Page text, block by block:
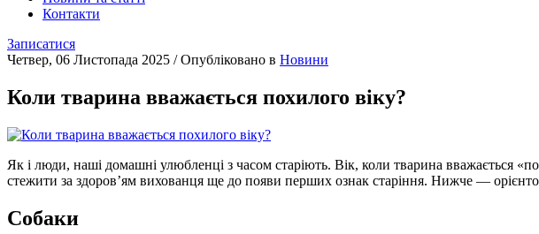
Контакти
Записатися
Четвер, 06 Листопада 2025 /Опубліковано в Новини
Коли тварина вважається похилого віку?
Як і люди, наші домашні улюбленці з часом старіють. Вік, коли тварина вважається
стежити за здоров’ям вихованця ще до появи перших ознак старіння. Нижче —
Собаки